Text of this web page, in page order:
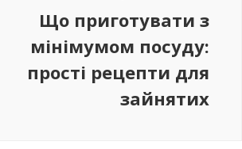
Що приготувати з
мінімумом посуду:
прості рецепти для
зайнятих